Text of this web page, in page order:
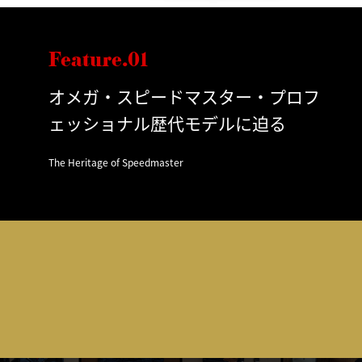
Feature.01
オメガ・スピードマスター・プロフ
ェッショナル歴代モデルに迫る
The Heritage of Speedmaster